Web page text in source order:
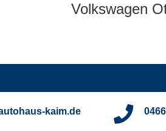
Volkswagen
kaim.de